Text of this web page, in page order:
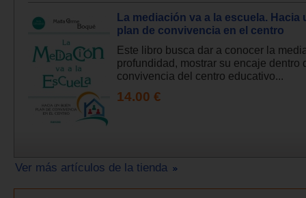
La mediación va a la escuela. Hacia
plan de convivencia en el centro
Este libro busca dar a conocer la
profundidad, mostrar su encaje dentro
convivencia del centro educativo...
14.00 €
Ver más artículos de la tienda